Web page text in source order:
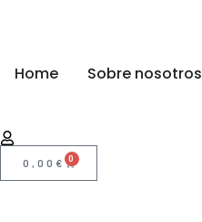
Home Sobre nosotros
0,00 € 0